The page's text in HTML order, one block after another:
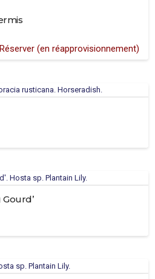
Réserver (en réapprovisionnement)